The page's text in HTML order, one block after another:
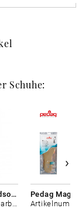
Schuhe:
CARBON LAB Midsole Cleaner